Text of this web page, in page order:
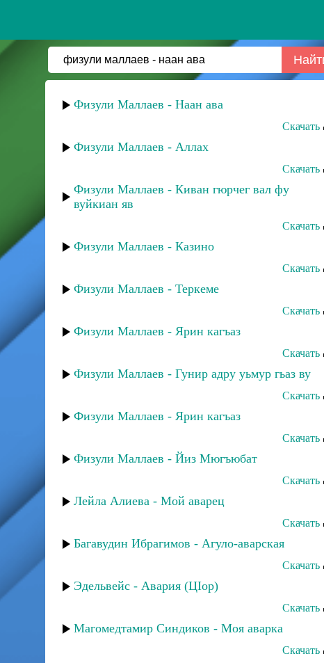
Физули Маллаев - Наан ава
Скачать
Физули Маллаев - Аллах
Скачать
Физули Маллаев - Киван гюрчег вал фу
вуйкиан яв
Скачать
Физули Маллаев - Казино
Скачать
Физули Маллаев - Теркеме
Скачать
Физули Маллаев - Ярин кагъаз
Скачать
Физули Маллаев - Гунир адру уьмур гьаз ву
Скачать
Физули Маллаев - Ярин кагъаз
Скачать
Физули Маллаев - Йиз Мюгъюбат
Скачать
Лейла Алиева - Мой аварец
Скачать
Багавудин Ибрагимов - Агуло-аварская
Скачать
Эдельвейс - Авария (ЦIор)
Скачать
Магомедтамир Синдиков - Моя аварка
Скачать